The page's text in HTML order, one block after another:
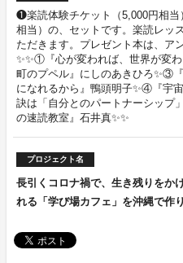
❶楽読体験チケット（5,000円相
相当）の、セットです。楽読レッ
ただきます。プレゼント本は、ア
✨✨①『心が変われば、世界が変
町のプペル』にしのあきひろ✨③
になれるから』鴨頭明子✨④『宇
訣は「自分とのパートナーシップ
の速読教室』石井真✨✨
プロジェクト名
長引くコロナ禍で、生き残りをか
れる「学び場カフェ」を沖縄で作